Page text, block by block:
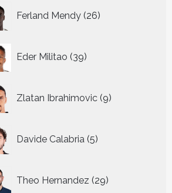
Ferland Mendy 26
producten
Eder Militao 39
producten
Zlatan Ibrahimovic 9
producten
Davide Calabria 5
producten
Theo Hernandez 29
producten